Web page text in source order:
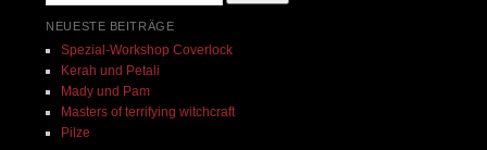
NEUESTE BEITRÄGE
Spezial-Workshop Coverlock
Kerah und Petali
Mady und Pam
Masters of terrifying witchcraft
Pilze